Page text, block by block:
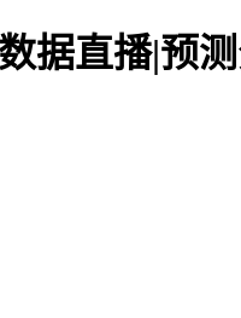
数据直播|预